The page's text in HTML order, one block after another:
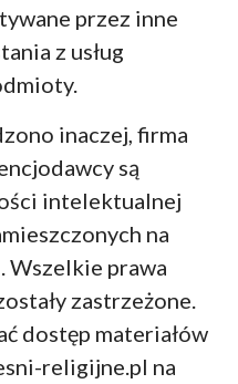
przez inne
z usług
inaczej, firma
są
intelektualnej
na
prawa
zastrzeżone.
dostęp materiałów
religijne.pl na